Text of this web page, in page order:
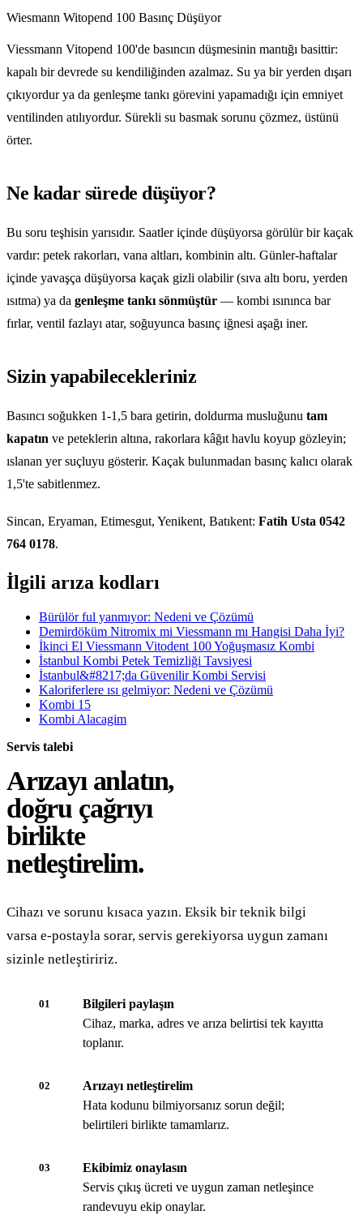
Wiesmann Witopend 100 Basınç Düşüyor
Viessmann Vitopend 100'de basıncın düşmesinin mantığı basittir:
kapalı bir devrede su kendiliğinden azalmaz. Su ya bir yerden dışarı
çıkıyordur ya da genleşme tankı görevini yapamadığı için emniyet
ventilinden atılıyordur. Sürekli su basmak sorunu çözmez, üstünü
örter.
Ne kadar sürede düşüyor?
Bu soru teşhisin yarısıdır. Saatler içinde düşüyorsa görülür bir kaçak
vardır: petek rakorları, vana altları, kombinin altı. Günler-haftalar
içinde yavaşça düşüyorsa kaçak gizli olabilir (sıva altı boru, yerden
ısıtma) ya da genleşme tankı sönmüştür — kombi ısınınca bar
fırlar, ventil fazlayı atar, soğuyunca basınç iğnesi aşağı iner.
Sizin yapabilecekleriniz
Basıncı soğukken 1-1,5 bara getirin, doldurma musluğunu tam
kapatın ve peteklerin altına, rakorlara kâğıt havlu koyup gözleyin;
ıslanan yer suçluyu gösterir. Kaçak bulunmadan basınç kalıcı olarak
1,5'te sabitlenmez.
Sincan, Eryaman, Etimesgut, Yenikent, Batıkent: Fatih Usta 0542
764 0178.
İlgili arıza kodları
Bürülör ful yanmıyor: Nedeni ve Çözümü
Demirdöküm Nitromix mi Viessmann mı Hangisi Daha İyi?
İkinci El Viessmann Vitodent 100 Yoğuşmasız Kombi
İstanbul Kombi Petek Temizliği Tavsiyesi
İstanbul&#8217;da Güvenilir Kombi Servisi
Kaloriferlere ısı gelmiyor: Nedeni ve Çözümü
Kombi 15
Kombi Alacagim
Servis talebi
Arızayı anlatın,
doğru çağrıyı
birlikte
netleştirelim.
Cihazı ve sorunu kısaca yazın. Eksik bir teknik bilgi
varsa e-postayla sorar, servis gerekiyorsa uygun zamanı
sizinle netleştiririz.
01
Bilgileri paylaşın
Cihaz, marka, adres ve arıza belirtisi tek kayıtta
toplanır.
02
Arızayı netleştirelim
Hata kodunu bilmiyorsanız sorun değil;
belirtileri birlikte tamamlarız.
03
Ekibimiz onaylasın
Servis çıkış ücreti ve uygun zaman netleşince
randevuyu ekip onaylar.